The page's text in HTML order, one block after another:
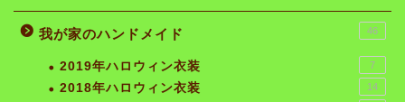
我が家のハンドメイド 46
2019年ハロウィン衣装 7
2018年ハロウィン衣装 14